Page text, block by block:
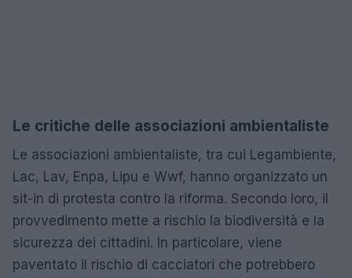
Le critiche delle associazioni ambientaliste
Le associazioni ambientaliste, tra cui Legambiente,
Lac, Lav, Enpa, Lipu e Wwf, hanno organizzato un
sit-in di protesta contro la riforma. Secondo loro, il
provvedimento mette a rischio la biodiversità e la
sicurezza dei cittadini. In particolare, viene
paventato il rischio di cacciatori che potrebbero